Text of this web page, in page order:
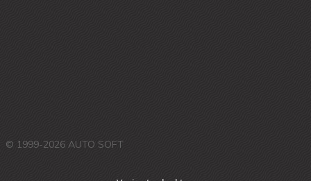
© 1999-2026 AUTO SOFT